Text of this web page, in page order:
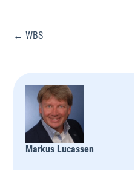
Beitragsnavigation
← WBS
Markus Lucassen